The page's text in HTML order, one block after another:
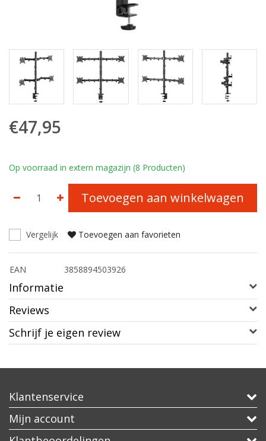
€47,95
Op voorraad in extern magazijn (8 Producten)
Toevoegen aan winkelwagen
Vergelijk Toevoegen aan favorieten
EAN 3858894503926
Informatie
Reviews
Schrijf je eigen review
Klantenservice
Mijn account